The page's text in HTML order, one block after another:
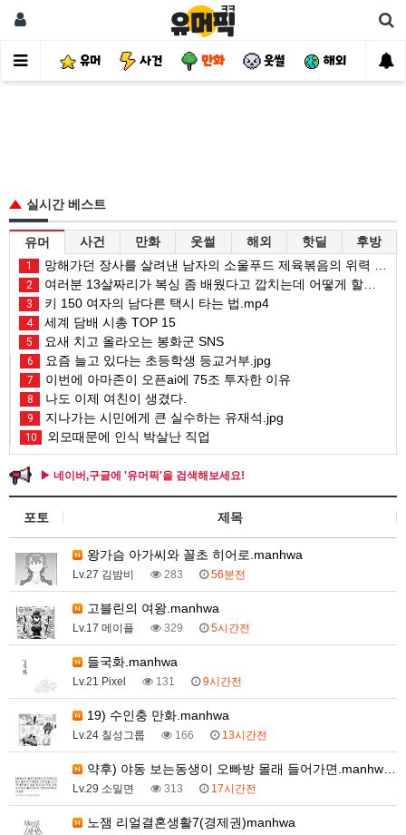
유머 사건 만화 웃썰 해외 핫
실시간 베스트
유머 사건 만화 웃썰 해외 핫딜 후방
1 망해가던 장사를 살려낸 남자의 소울푸드 제육볶음의 위력 ㅋㅋ
2 여러분 13살짜리가 복싱 좀 배웠다고 깝치는데 어떻게 할까요?
3 키 150 여자의 남다른 택시 타는 법.mp4
4 세계 담배 시총 TOP 15
5 요새 치고 올라오는 봉화군 SNS
6 요즘 늘고 있다는 초등학생 등교거부.jpg
7 이번에 아마존이 오픈ai에 75조 투자한 이유
8 나도 이제 여친이 생겼다.
9 지나가는 시민에게 큰 실수하는 유재석.jpg
10 외모때문에 인식 박살난 직업
▶ 네이버,구글에 '유머픽'을 검색해보세요!
포토 제목
왕가슴 아가씨와 꼴초 히어로.manhwa
Lv.27 김밤비 283 56분전
고블린의 여왕.manhwa
Lv.17 메이플 329 5시간전
들국화.manhwa
Lv.21 Pixel 131 9시간전
19) 수인충 만화.manhwa
Lv.24 칠성그룹 166 13시간전
약후) 야동 보는동생이 오빠방 몰래 들어가면.manhw…
Lv.29 소밀면 313 17시간전
노잼 리얼결혼생활7(경제권)manhwa